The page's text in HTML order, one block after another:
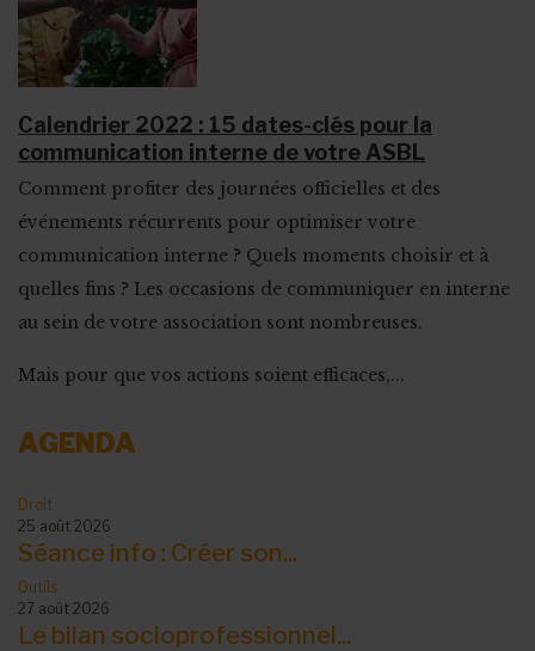
Calendrier 2022 : 15 dates-clés pour la
communication interne de votre ASBL
Comment profiter des journées officielles et des
événements récurrents pour optimiser votre
communication interne ? Quels moments choisir et à
quelles fins ? Les occasions de communiquer en interne
au sein de votre association sont nombreuses.
Mais pour que vos actions soient efficaces,...
AGENDA
Droit
25 août 2026
Séance info : Créer son...
Outils
27 août 2026
Le bilan socioprofessionnel...